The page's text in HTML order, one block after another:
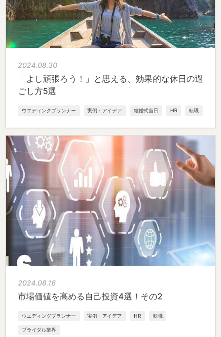
2024.08.30
「よし頑張ろう！」と思える、効果的な休日の過
ごし方5選
ウエディングプランナー 実例・アイデア 結婚式当日 HR 転職
2024.08.16
市場価値を高める自己投資4選！その2
ウエディングプランナー 実例・アイデア HR 転職
ブライダル業界